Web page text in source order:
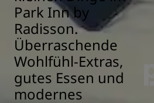
Park Inn by
Radisson.
Überraschende
Wohlfühl-Extras,
gutes Essen und
modernes